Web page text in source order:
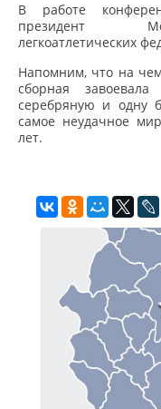
В работе
президент
легкоатлетических
Напомним, что на
сборная
серебряную и одну
самое неудачное
лет.